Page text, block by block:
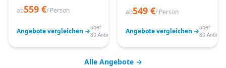
ab559 €/ Person
Angebote vergleichen →über
80 Anbieter
ab549 €/ Person
Angebote vergleichen →über
80
Alle Angebote →